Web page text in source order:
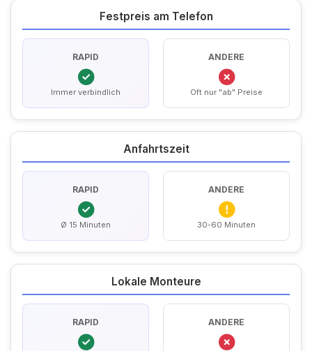
Festpreis am Telefon
RAPID
Immer verbindlich
ANDERE
Oft nur "ab" Preise
Anfahrtszeit
RAPID
Ø 15 Minuten
ANDERE
30-60 Minuten
Lokale Monteure
RAPID ANDERE